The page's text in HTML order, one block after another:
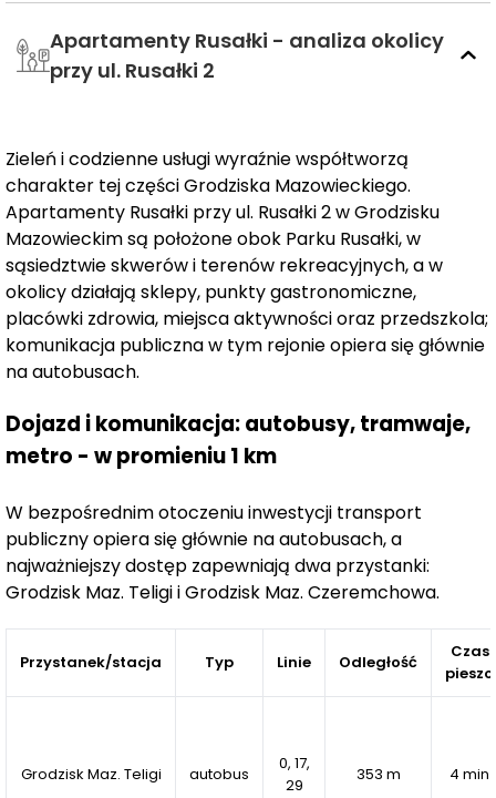
osób nabywających pierwsze mieszkanie, rodzin oraz
inwestorów szukających lokali pod wynajem.
i wysoki standard życia.Wysokie sufity i duże
przeszkleniagwarantują doskonałe doświetlenie
wnętrz oraz poczucie przestronności. W standardzie
przewidzianoinstalację pod klimatyzację,
wideodomofony, eleganckie portale drzwiowe oraz
ciche, nowoczesne windy.
Dla wygody mieszkańców przygotowano także:garaż
podziemny, komórki lokatorskie, rowerownię oraz
ekologiczna instalacja fotowoltaiczna na dachu,
która zasila części wspólne i pozwala ograniczyć koszty
Apartamenty Rusałkiłączą funkcjonalność, estetykę i
prestiżową lokalizację, stanowiąc propozycję dla osób
poszukujących komfortowego życia w centralnej części
miasta, w sąsiedztwie terenów zielonych i z pełnym
dostępem do miejskiej infrastruktury.
Apartamenty Rusałki - analiza okolicy
przy ul. Rusałki 2
Zieleń i codzienne usługi wyraźnie współtworzą
charakter tej części Grodziska Mazowieckiego.
Apartamenty Rusałki przy ul. Rusałki 2 w Grodzisku
Mazowieckim są położone obok Parku Rusałki, w
sąsiedztwie skwerów i terenów rekreacyjnych, a w
okolicy działają sklepy, punkty gastronomiczne,
placówki zdrowia, miejsca aktywności oraz przedszkola;
komunikacja publiczna w tym rejonie opiera się głównie
na autobusach.
Dojazd i komunikacja: autobusy, tramwaje,
metro - w promieniu 1 km
W bezpośrednim otoczeniu inwestycji transport
publiczny opiera się głównie na autobusach, a
najważniejszy dostęp zapewniają dwa przystanki:
Grodzisk Maz. Teligi i Grodzisk Maz. Czeremchowa.
Przystanek/stacja Typ Linie Odległość
Czas
pieszo
Grodzisk Maz. Teligi autobus
0, 17,
29
353 m 4 min